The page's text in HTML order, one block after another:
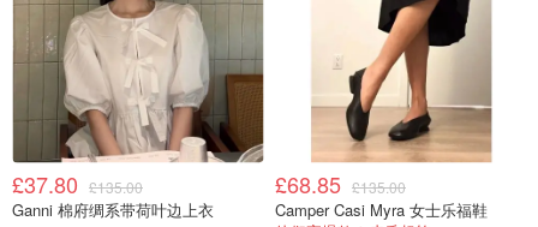
大力酱 384
浏阳烟花秀美到Next Level，打破2项
吉尼斯世界纪录！
小不列颠晒晒君
£37.80 £135.00
Ganni 棉府绸系带荷叶边上衣
£68.85 £135.00
Camper Casi Myra 女士乐福鞋